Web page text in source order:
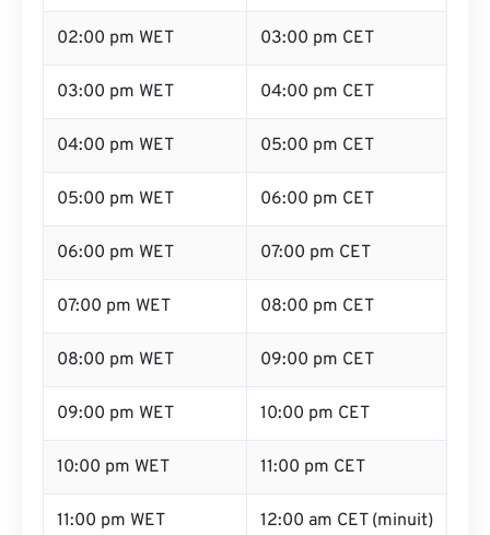
02:00 pm WET 03:00 pm CET
03:00 pm WET 04:00 pm CET
04:00 pm WET 05:00 pm CET
05:00 pm WET 06:00 pm CET
06:00 pm WET 07:00 pm CET
07:00 pm WET 08:00 pm CET
08:00 pm WET 09:00 pm CET
09:00 pm WET 10:00 pm CET
10:00 pm WET 11:00 pm CET
11:00 pm WET 12:00 am CET (minuit)